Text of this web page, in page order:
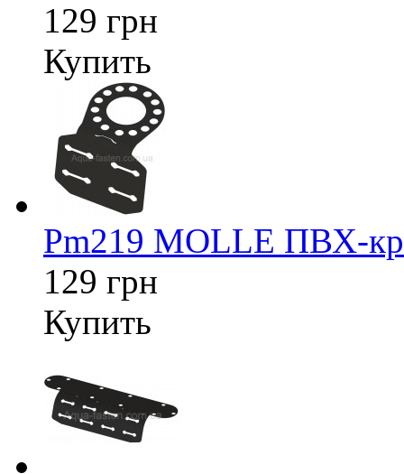
129 грн
Купить
Pm219 MOLLE ПВХ-
129 грн
Купить